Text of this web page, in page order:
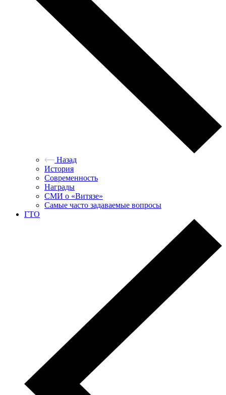
Назад
История
Современность
Награды
СМИ о «Витязе»
Самые часто задаваемые вопросы
ГТО